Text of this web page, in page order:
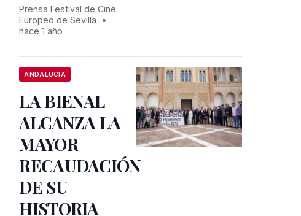
Prensa Festival de Cine
Europeo de Sevilla
•
hace 1 año
ANDALUCÍA
LA BIENAL
ALCANZA LA
MAYOR
RECAUDACIÓN
DE SU
HISTORIA